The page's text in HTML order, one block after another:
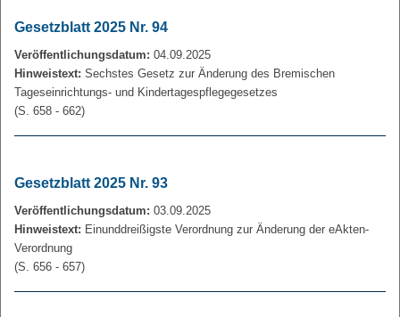
Gesetzblatt 2025 Nr. 94
Veröffentlichungsdatum: 04.09.2025
Hinweistext: Sechstes Gesetz zur Änderung des Bremischen
Tageseinrichtungs- und Kindertagespflegegesetzes
(S. 658 - 662)
Gesetzblatt 2025 Nr. 93
Veröffentlichungsdatum: 03.09.2025
Hinweistext: Einunddreißigste Verordnung zur Änderung der eAkten-
Verordnung
(S. 656 - 657)